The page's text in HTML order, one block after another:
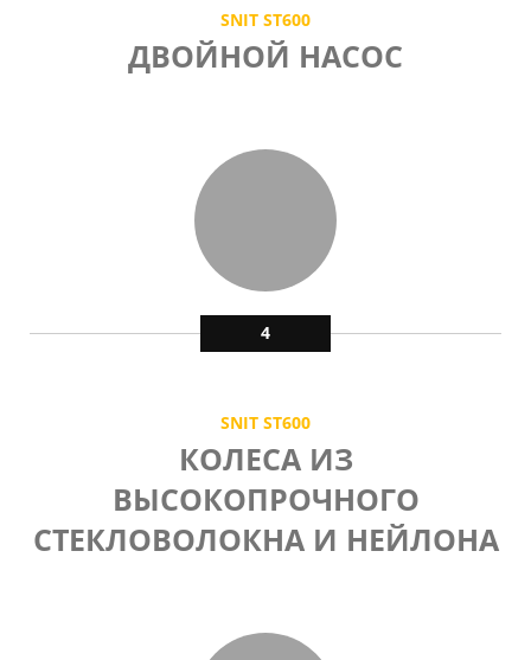
4
SNIT ST600
ДВОЙНОЙ НАСОС
SNIT ST600
КОЛЕСА ИЗ
ВЫСОКОПРОЧНОГО
СТЕКЛОВОЛОКНА И НЕЙЛОНА